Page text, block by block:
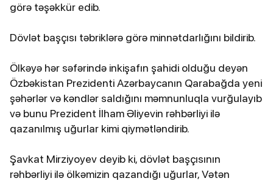
görə təşəkkür edib.
Dövlət başçısı təbriklərə görə minnətdarlığını bildirib.
Ölkəyə hər səfərində inkişafın şahidi olduğu deyən
Özbəkistan Prezidenti Azərbaycanın Qarabağda yeni
şəhərlər və kəndlər saldığını məmnunluqla vurğulayıb
və bunu Prezident İlham Əliyevin rəhbərliyi ilə
qazanılmış uğurlar kimi qiymətləndirib.
Şavkat Mirziyoyev deyib ki, dövlət başçısının
rəhbərliyi ilə ölkəmizin qazandığı uğurlar, Vətən